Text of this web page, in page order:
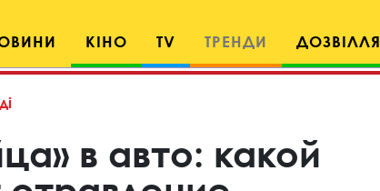
КІНО TV ТРЕНДИ ДОЗВІЛЛЯ
в авто: какой